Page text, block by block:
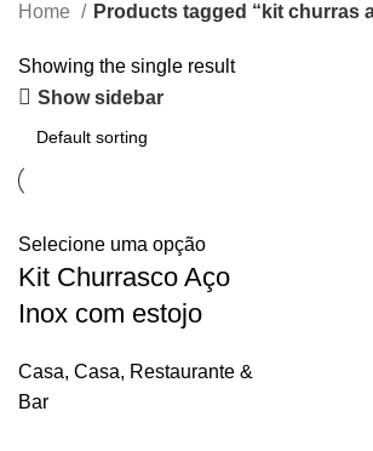
Home Products tagged “kit churras
Showing the single result
Show sidebar
Selecione uma opção
Kit Churrasco Aço
Inox com estojo
Casa, Casa, Restaurante &
Bar